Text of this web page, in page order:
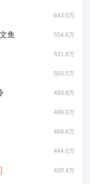
643.0万
鱼 554.6万
531.8万
503.0万
493.8万
489.0万
469.6万
444.0万
420.4万